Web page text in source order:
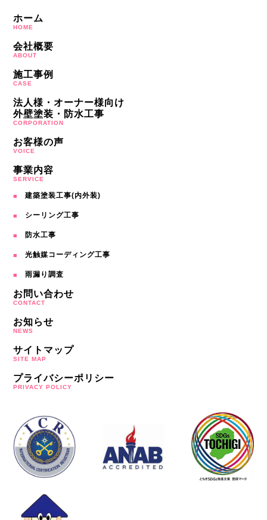
ホーム
HOME
会社概要
ABOUT
施工事例
CASE
法人様・オーナー様向け
外壁塗装・防水工事
CORPORATION
お客様の声
VOICE
事業内容
SERVICE
建築塗装工事(内外装)
シーリング工事
防水工事
光触媒コーディング工事
雨漏り調査
お問い合わせ
CONTACT
お知らせ
NEWS
サイトマップ
SITE MAP
プライバシーポリシー
PRIVACY POLICY